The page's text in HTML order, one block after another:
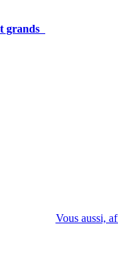
grands
Vous aussi,